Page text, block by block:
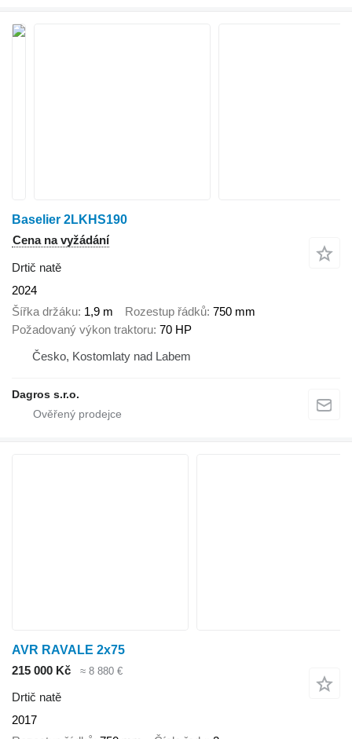
Baselier 2LKHS190
Cena na vyžádání
Drtič natě
2024
Šířka držáku 1,9 m Rozestup řádků 750 mm
Požadovaný výkon traktoru 70 HP
Česko, Kostomlaty nad Labem
Dagros s.r.o.
AVR RAVALE 2x75
215 000 Kč
≈ 8 880 €
Drtič natě
2017